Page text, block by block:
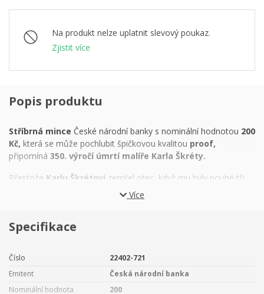
Na produkt nelze uplatnit slevový poukaz.
Zjistit více
Popis produktu
Stříbrná mince České národní banky s nominální hodnotou 200
Kč, která se může pochlubit špičkovou kvalitou proof,
připomíná 350. výročí úmrtí malíře Karla Škréty.
Přestože Karlu Škrétovi zemřel otec, když mu byly pouhé tři
roky, jeho dospívání bylo šťastné. Osvícení strýcové se postarali
o jeho kvalitní vzdělání a podporovali jeho nesporný výtvarný
pak přišla bitva na Bílé hoře a jeho evangelická rodina byla
odejít do ciziny.
otevřel zcela nový svět. Pobýval v nejvýznamnějších uměleckých
centrech 17. století – zamiloval si především Benátky – a
dokonale se seznámil s tím nejlepším, co nabízelo rodící se
Více
Specifikace
Číslo
22402-721
Emitent
Česká národní banka
Nominální hodnota
200